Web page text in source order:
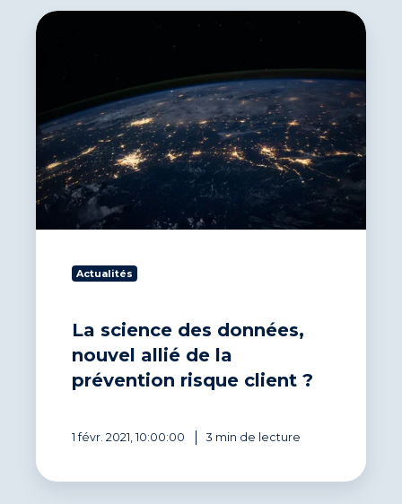
La
données,
allié
de
la
prévention
risque
client
?
Actualités
La science des données,
nouvel allié de la
prévention risque client ?
1 févr. 2021, 10:00:00 3 min de lecture